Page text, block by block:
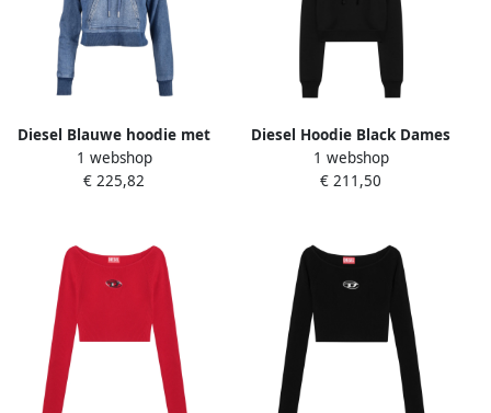
Diesel Blauwe hoodie met
zak Blue Dames
1 webshop
€ 225,82
Diesel Hoodie Black Dames
1 webshop
€ 211,50